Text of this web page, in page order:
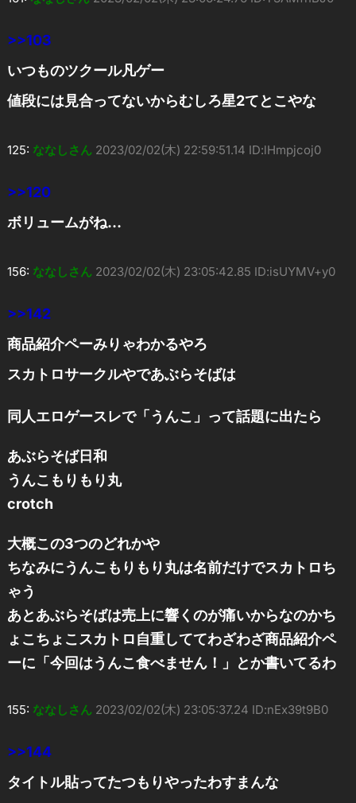
>>103
いつものツクール凡ゲー
値段には見合ってないからむしろ星2てとこやな
125: ななしさん 2023/02/02(木) 22:59:51.14 ID:lHmpjcoj0
>>120
ボリュームがね…
156: ななしさん 2023/02/02(木) 23:05:42.85 ID:isUYMV+y0
>>142
商品紹介ペーみりゃわかるやろ
スカトロサークルやであぶらそばは
同人エロゲースレで「うんこ」って話題に出たら
あぶらそば日和
うんこもりもり丸
crotch
大概この3つのどれかや
ちなみにうんこもりもり丸は名前だけでスカトロち
ゃう
あとあぶらそばは売上に響くのが痛いからなのかち
ょこちょこスカトロ自重しててわざわざ商品紹介ペ
ーに「今回はうんこ食べません！」とか書いてるわ
155: ななしさん 2023/02/02(木) 23:05:37.24 ID:nEx39t9B0
>>144
タイトル貼ってたつもりやったわすまんな